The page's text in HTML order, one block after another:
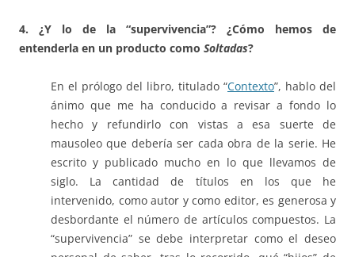
4. ¿Y lo de la “supervivencia”? ¿Cómo hemos de
entenderla en un producto como Soltadas?
En el prólogo del libro, titulado “Contexto”, hablo del
ánimo que me ha conducido a revisar a fondo lo
hecho y refundirlo con vistas a esa suerte de
mausoleo que debería ser cada obra de la serie. He
escrito y publicado mucho en lo que llevamos de
siglo. La cantidad de títulos en los que he
intervenido, como autor y como editor, es generosa y
desbordante el número de artículos compuestos. La
“supervivencia” se debe interpretar como el deseo